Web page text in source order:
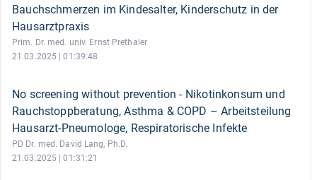
Bauchschmerzen im Kindesalter, Kinderschutz in der
Hausarztpraxis
Prim. Dr. med. univ. Ernst Prethaler
21.03.2025 | 01:39:48
No screening without prevention - Nikotinkonsum und
Rauchstoppberatung, Asthma & COPD – Arbeitsteilung
Hausarzt-Pneumologe, Respiratorische Infekte
PD Dr. med. David Lang, Ph.D.
21.03.2025 | 01:31:21